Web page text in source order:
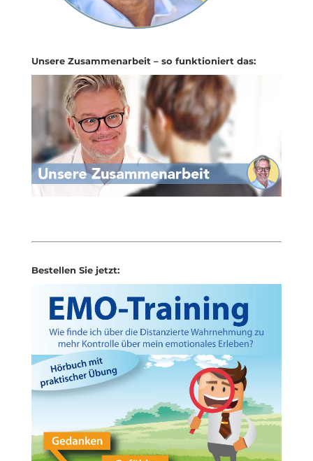
Unsere Zusammenarbeit – so funktioniert das:
Bestellen Sie jetzt: